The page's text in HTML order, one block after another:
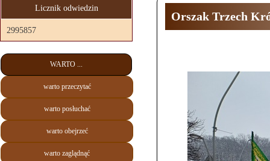
Licznik odwiedzin
2995857
WARTO ...
warto przeczytać
warto posłuchać
warto obejrzeć
warto zaglądnąć
Orszak Trzech